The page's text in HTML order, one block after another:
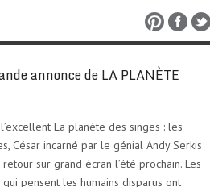
annonce de LA PLANÈTE
La planète des singes : les
César incarné par le génial Andy Serkis
sur grand écran l’été prochain. Les
qui pensent les humains disparus ont